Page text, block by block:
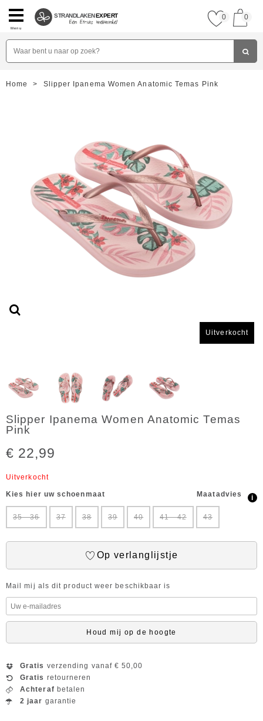
Menu
STRANDLAKENEXPERT 0 0
Home > Slipper Ipanema Women Anatomic Temas Pink
Uitverkocht
Slipper Ipanema Women Anatomic Temas
Pink
€ 22,99
Uitverkocht
Kies hier uw schoenmaat Maatadvies i
35 - 36 37 38 39 40 41 - 42 43
Op verlanglijstje
Mail mij als dit product weer beschikbaar is
Houd mij op de hoogte
Gratis verzending vanaf € 50,00
Gratis retourneren
Achteraf betalen
2 jaar garantie